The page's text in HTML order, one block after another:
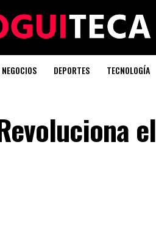
NEGOCIOS DEPORTES TECNOLOGÍA
el